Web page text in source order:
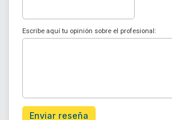
Escribe aquí tu opinión sobre el profesional:
Enviar reseña